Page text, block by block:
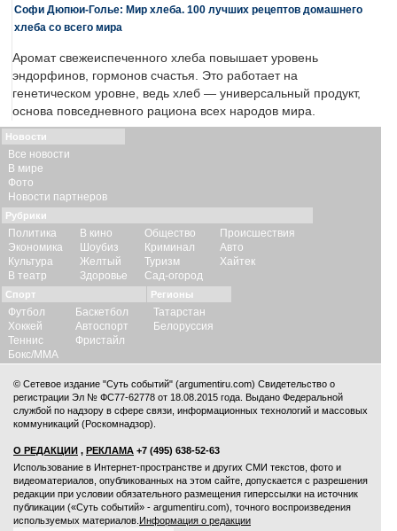
Софи Дюпюи-Голье: Мир хлеба. 100 лучших рецептов домашнего
хлеба со всего мира
Аромат свежеиспеченного хлеба повышает уровень
эндорфинов, гормонов счастья. Это работает на
генетическом уровне, ведь хлеб — универсальный продукт,
основа повседневного рациона всех народов мира.
Новости
Все новости
В мире
Фото
Новости партнеров
Рубрики
Политика
Экономика
Культура
В театр
В кино
Шоубиз
Желтый
Здоровье
Общество
Криминал
Туризм
Сад-огород
Происшествия
Авто
Хайтек
Спорт
Футбол
Хоккей
Теннис
Бокс/ММА
Баскетбол
Автоспорт
Фристайл
Регионы
Татарстан
Белоруссия
© Сетевое издание "Суть событий" (argumentiru.com) Свидетельство о
регистрации Эл № ФС77-62778 от 18.08.2015 года. Выдано Федеральной
службой по надзору в сфере связи, информационных технологий и массовых
коммуникаций (Роскомнадзор).
О РЕДАКЦИИ , РЕКЛАМА +7 (495) 638-52-63
Использование в Интернет-пространстве и других СМИ текстов, фото и
видеоматериалов, опубликованных на этом сайте, допускается с разрешения
редакции при условии обязательного размещения гиперссылки на источник
публикации («Суть событий» - argumentiru.com), точного воспроизведения
используемых материалов. Информация о редакции